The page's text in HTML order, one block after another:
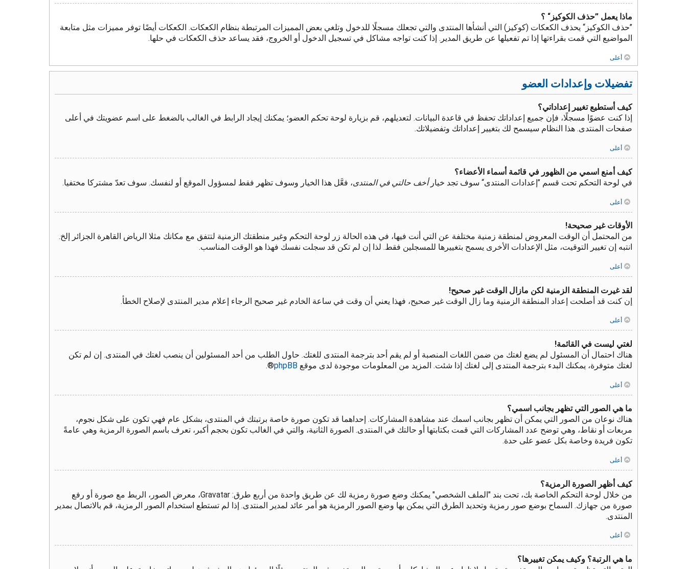
ماذا يعمل ”حذف الكوكيز“ ؟
”حذف الكوكيز“ يحذف الكعكات (كوكيز) التي أنشأها المنتدى والتي تجعلك مسجلًا للدخول وتلغي بعض المميزات المرتبطة بنظام الكعكات. الكعكات أيضًا توفر مميزات مثل متابعة
المواضيع التي قمت بقراءتها إذا تم تفعيلها عن طريق المدير. إذا كنت تواجه مشاكل في تسجيل الدخول أو الخروج، فقد يساعد حذف الكعكات في حلها.
أعلى
تفضيلات وإعدادات العضو
كيف أستطيع تغيير إعداداتي؟
إذا كنت عضوًا مسجلًا، فإن جميع إعداداتك تحفظ في قاعدة البيانات. لتعديلهم، قم بزيارة لوحة تحكم العضو؛ يمكنك إيجاد الرابط في الغالب بالضغط على اسم عضويتك في أعلى
صفحات المنتدى. هذا النظام سيسمح لك بتغيير إعداداتك وتفضيلاتك.
أعلى
كيف أمنع اسمي من الظهور في قائمة أسماء الأعضاء؟
في لوحة التحكم تحت قسم ”إعدادات المنتدى“ سوف تجد خيارأخف حالتي في المنتدى، فعَّل هذا الخيار وسوف تظهر فقط لمسؤول الموقع أو لنفسك. سوف تعدّ مشتركا مختفيا.
أعلى
الأوقات غير صحيحة!
من المحتمل أن الوقت المعروض لمنطقة زمنية مختلفة عن التي أنت فيها، في هذه الحالة زر لوحة التحكم وغير منطقتك الزمنية لتتفق مع مكانك مثلا الرياض القاهرة الجزائر إلخ.
انتبه إن تغيير التوقيت، مثل الإعدادات الأخرى يسمح بتغييرها للمسجلين فقط. لذا إن لم تكن قد سجلت نفسك فهذا هو الوقت المناسب.
أعلى
لقد غيرت المنطقة الزمنية لكن مازال الوقت غير صحيح!
إن كنت قد أصلحت إعداد المنطقة الزمنية وما زال الوقت غير صحيح، فهذا يعني أن وقت في ساعة الخادم غير صحيح الرجاء إعلام مدير المنتدى لإصلاح الخطأ.
أعلى
لغتي ليست في القائمة!
هناك احتمال أن المسئول لم يضع لغتك من ضمن اللغات المنصبة أو لم يقم أحد بترجمة المنتدى للغتك. حاول الطلب من أحد المسئولين أن ينصب لغتك في المنتدى. إن لم تكن
لغتك متوفرة، يمكنك البدء بترجمة المنتدى إلى لغتك إذا شئت. المزيد من المعلومات موجودة لدى موقع phpBB
®.
أعلى
ما هي الصور التي تظهر بجانب اسمي؟
هناك نوعان من الصور التي يمكن أن تظهر بجانب اسمك عند مشاهدة المشاركات. إحداهما قد تكون صورة خاصة برتبتك في المنتدى، بشكل عام فهي تكون على شكل نجوم،
مربعات أو نقاط، وهي توضح عدد المشاركات التي قمت بكتابتها أو حالتك في المنتدى. الصورة الثانية، والتي في الغالب تكون بحجم أكبر، تعرف باسم الصورة الرمزية وهي عامةً
تكون فريدة وخاصة بكل عضو على حدة.
أعلى
كيف أظهر الصورة الرمزية؟
من خلال لوحة التحكم الخاصة بك، تحت بند "الملف الشخصي" يمكنك وضع صورة رمزية لك عن طريق واحدة من أربع طرق: Gravatar، معرض الصور، الربط مع صورة أو رفع
صورة من جهازك. السماح بوضع صور رمزية وتحديد الطرق التي يمكن بها وضع الصور الرمزية هو أمر عائد لمدير المنتدى. إذا لم تستطع استخدام الصور الرمزية، قم بالاتصال بمدير
المنتدى.
أعلى
ما هي الرتبة؟ وكيف يمكن تغييرها؟